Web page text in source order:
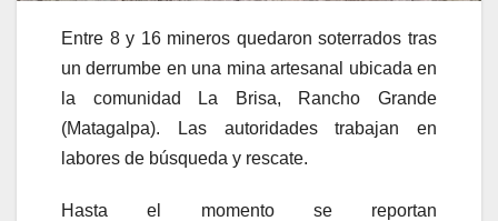
Entre 8 y 16 mineros quedaron soterrados tras
un derrumbe en una mina artesanal ubicada en
la comunidad La Brisa, Rancho Grande
(Matagalpa). Las autoridades trabajan en
labores de búsqueda y rescate.
Hasta el momento se reportan